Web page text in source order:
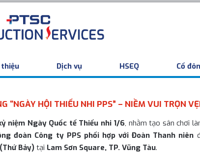
thiệu Dịch vụ HSEQ Cổ
“NGÀY HỘI THIẾU NHI PPS” – NIỀM VUI TRỌN
niệm Ngày Quốc tế Thiếu nhi 1/6, nhằm tạo sân chơi
đoàn Công ty PPS phối hợp với Đoàn Thanh niên
Bảy) tại Lam Sơn Square, TP. Vũng Tàu.